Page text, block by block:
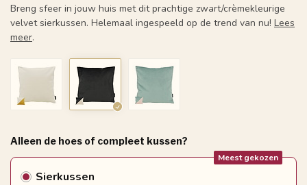
Breng sfeer in jouw huis met dit prachtige zwart/crèmekleurige
velvet sierkussen. Helemaal ingespeeld op de trend van nu! Lees
meer.
Alleen de hoes of compleet kussen?
Sierkussen
Meest gekozen